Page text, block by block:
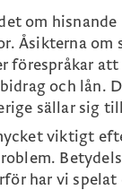
om
Åsikterna om
förespråkar
och lån.
sällar sig
viktigt
har vi